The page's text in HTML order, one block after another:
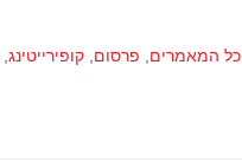
כל המאמרים פרסום קופירייטינג